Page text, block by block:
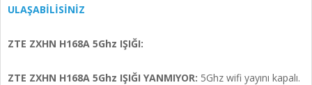
ULAŞABİLİSİNİZ
ZTE ZXHN H168A 5Ghz IŞIĞI:
ZTE ZXHN H168A 5Ghz IŞIĞI YANMIYOR: 5Ghz wifi yayını kapalı.